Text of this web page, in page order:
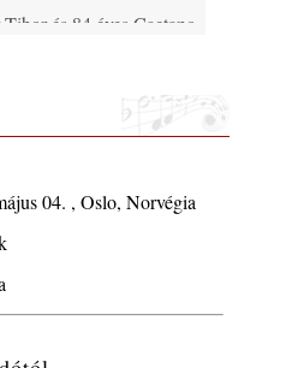
és 84 éves Caetano
Johnson
Bix Beiderbecke
ből - Issei Noro
04. , Oslo, Norvégia